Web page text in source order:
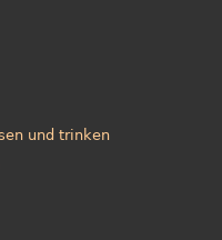
und trinken